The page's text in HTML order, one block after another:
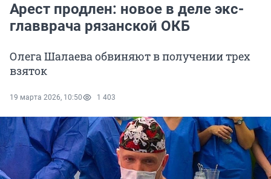
Арест продлен: новое в деле экс-
главврача рязанской ОКБ
Олега Шалаева обвиняют в получении трех
взяток
19 марта 2026, 10:50 1 403